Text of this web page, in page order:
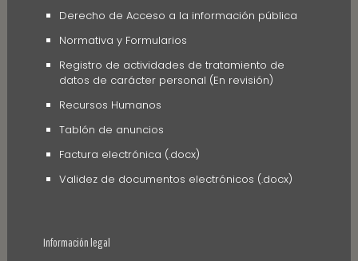
Derecho de Acceso a la información pública
Normativa y Formularios
Registro de actividades de tratamiento de
datos de carácter personal (En revisión)
Recursos Humanos
Tablón de anuncios
Factura electrónica (.docx)
Validez de documentos electrónicos (.docx)
Información legal